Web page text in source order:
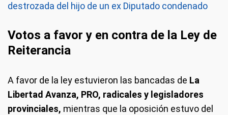
destrozada del hijo de un ex Diputado condenado
Votos a favor y en contra de la Ley de
Reiterancia
A favor de la ley estuvieron las bancadas de La
Libertad Avanza, PRO, radicales y legisladores
provinciales, mientras que la oposición estuvo del